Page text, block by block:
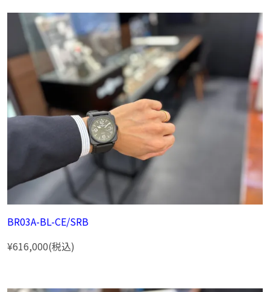
BR03A-BL-CE/SRB
¥616,000(税込)